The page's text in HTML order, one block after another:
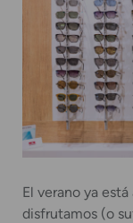
El verano ya
disfrutamos (o